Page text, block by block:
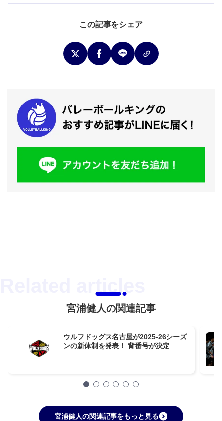
この記事をシェア
宮浦健人の関連記事
ウルフドッグス名古屋が2025-26シーズ
ンの新体制を発表！ 背番号が決定
宮浦健人の関連記事をもっと見る